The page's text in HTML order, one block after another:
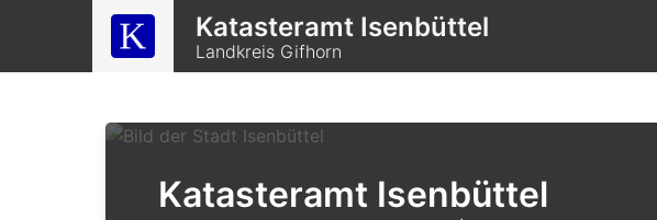
Katasteramt Isenbüttel
Landkreis Gifhorn
Katasteramt Isenbüttel